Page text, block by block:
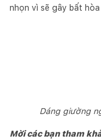
nhọn vì sẽ gây bất
Dáng giường
Mời các bạn tham